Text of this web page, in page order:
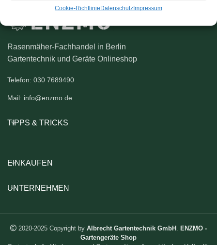
Cookie-Richtlinie Datenschutz Impressum
Rasenmäher-Fachhandel in Berlin
Gartentechnik und Geräte Onlineshop
Telefon: 030 7689490
Mail: info@enzmo.de
TIPPS & TRICKS
EINKAUFEN
UNTERNEHMEN
2020-2025 Copyright by Albrecht Gartentechnik GmbH . ENZMO -
Gartengeräte Shop